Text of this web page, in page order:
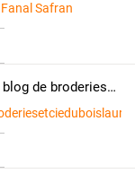
Fanal Safran
Le blog de broderiesetcieduboislaurent